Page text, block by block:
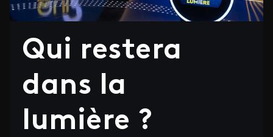
Qui restera
dans la
lumière ?